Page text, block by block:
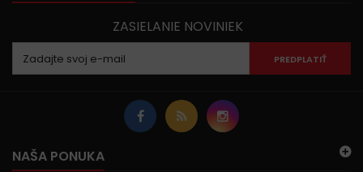
ZASIELANIE NOVINIEK
PREDPLATIŤ
NAŠA PONUKA